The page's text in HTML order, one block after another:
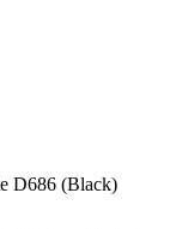
D686 (Black)